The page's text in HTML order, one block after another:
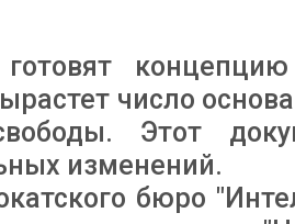
число
Этот
изменений.
бюро